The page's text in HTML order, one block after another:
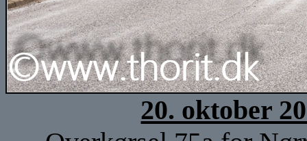
20. oktober